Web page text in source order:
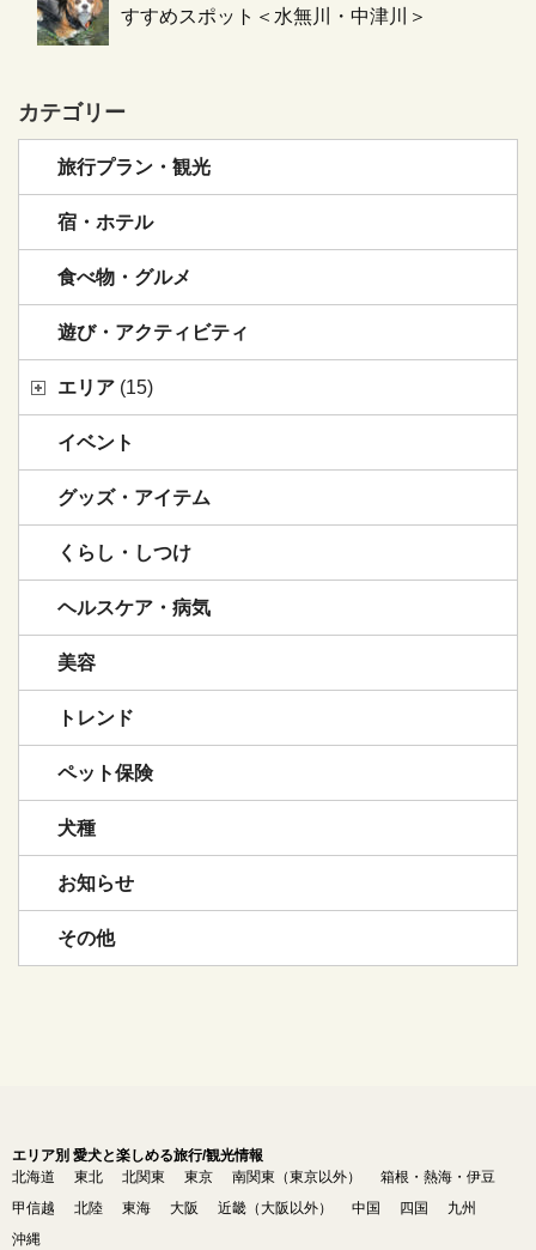
すすめスポット＜水無川・中津川＞
カテゴリー
旅行プラン・観光
宿・ホテル
食べ物・グルメ
遊び・アクティビティ
エリア (15)
イベント
グッズ・アイテム
くらし・しつけ
ヘルスケア・病気
美容
トレンド
ペット保険
犬種
お知らせ
その他
エリア別 愛犬と楽しめる旅行/観光情報
北海道
東北 北関東 東京 南関東（東京以外）
箱根・熱海・伊豆
甲信越
北陸 東海 大阪 近畿（大阪以外） 中国 四国
九州
沖縄